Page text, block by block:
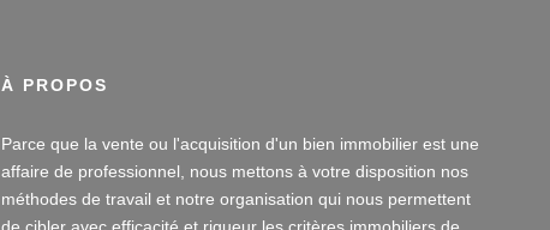
À PROPOS
Parce que la vente ou l'acquisition d'un bien immobilier est une
affaire de professionnel, nous mettons à votre disposition nos
méthodes de travail et notre organisation qui nous permettent
de cibler avec efficacité et rigueur les critères immobiliers de